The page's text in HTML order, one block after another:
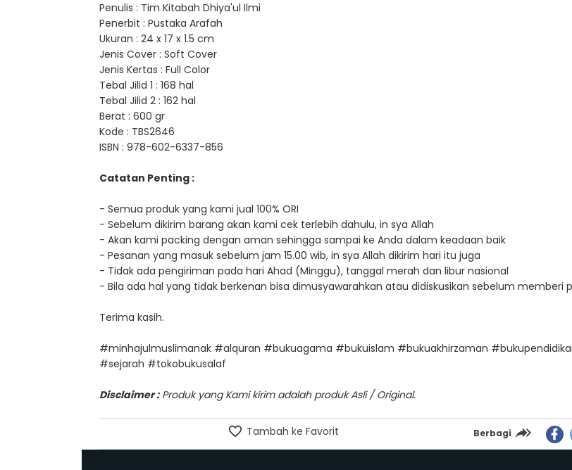
Penulis : Tim Kitabah Dhiya'ul Ilmi
Penerbit : Pustaka Arafah
Ukuran : 24 x 17 x 1.5 cm
Jenis Cover : Soft Cover
Jenis Kertas : Full Color
Tebal Jilid 1 : 168 hal
Tebal Jilid 2 : 162 hal
Berat : 600 gr
Kode : TBS2646
ISBN : 978-602-6337-856
Catatan Penting :
- Semua produk yang kami jual 100% ORI
- Sebelum dikirim barang akan kami cek terlebih dahulu, in sya Allah
- Akan kami packing dengan aman sehingga sampai ke Anda dalam keadaan baik
- Pesanan yang masuk sebelum jam 15.00 wib, in sya Allah dikirim hari itu juga
- Tidak ada pengiriman pada hari Ahad (Minggu), tanggal merah dan libur nasional
- Bila ada hal yang tidak berkenan bisa dimusyawarahkan atau didiskusikan sebelum memberi
Terima kasih.
#minhajulmuslimanak #alquran #bukuagama #bukuislam #bukuakhirzaman
#sejarah #tokobukusalaf
Disclaimer :Produk yang Kami kirim adalah produk Asli / Original.
Tambah ke Favorit Berbagi